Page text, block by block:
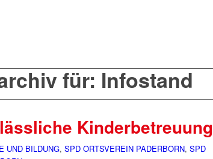
für: Infostand
Kinderbetreuung
UND BILDUNG, SPD ORTSVEREIN PADERBORN, SPD